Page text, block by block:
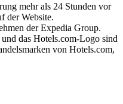
mehr als 24 Stunden vor
der Website.
der Expedia Group.
das Hotels.com-Logo sind
von Hotels.com,